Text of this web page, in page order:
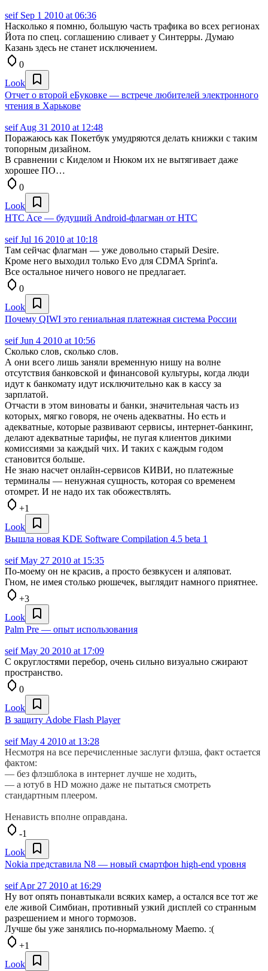
seifSep 1 2010 at 06:36
Насколько я помню, большую часть трафика во всех регионах
Йота по спец. соглашению сливает у Синтерры. Думаю
Казань здесь не станет исключением.
0
Look
Отчет о второй еБуковке — встрече любителей электронного
чтения в Харькове
seifAug 31 2010 at 12:48
Поражаюсь как Покетбук умудряются делать книжки с таким
топорным дизайном.
В сравнении с Киделом и Нюком их не вытягивает даже
хорошее ПО…
0
Look
HTC Ace — будущий Android-флагман от HTC
seifJul 16 2010 at 10:18
Там сейчас флагман — уже довольно старый Desire.
Кроме него выходил только Evo для CDMA Sprint'а.
Все остальное ничего нового не предлагает.
0
Look
Почему QIWI это гениальная платежная система России
seifJun 4 2010 at 10:56
Сколько слов, сколько слов.
А они всего лишь заняли временную нишу на волне
отсутствия банковской и финансовой культуры, когда люди
идут к банкомату идут исключительно как в кассу за
зарплатой.
Отчасти в этом виноваты и банки, значительная часть из
которых, мягко говоря, не очень адекватны. Но есть и
адекватные, которые развивают сервисы, интернет-банкинг,
делают адекватные тарифы, не пугая клиентов дикими
комиссиями за каждый чих. И таких с каждым годом
становится больше.
Не знаю насчет онлайн-сервисов КИВИ, но платежные
терминалы — ненужная сущность, которая со временем
отомрет. И не надо их так обожествлять.
+1
Look
Вышла новая KDE Software Compilation 4.5 beta 1
seifMay 27 2010 at 15:35
По-моему он не красив, а просто безвкусен и аляповат.
Гном, не имея столько рюшечек, выглядит намного приятнее.
+3
Look
Palm Pre — опыт использования
seifMay 20 2010 at 17:09
С округлостями перебор, очень сильно визуально сжирают
пространство.
0
Look
В защиту Adobe Flash Player
seifMay 4 2010 at 13:28
Несмотря на все перечисленные заслуги флэша, факт остается
фактом:
— без флэшблока в интернет лучше не ходить,
— а ютуб в HD можно даже не пытаться смотреть
стандартным плеером.
Ненависть вполне оправдана.
-1
Look
Nokia представила N8 — новый смартфон high-end уровня
seifApr 27 2010 at 16:29
Ну вот опять понавтыкали всяких камер, а остался все тот же
еле живой Симбиан, противный узкий дисплей со странным
разрешением и много тормозов.
Лучше бы уже занялись по-нормальному Maemo. :(
+1
Look